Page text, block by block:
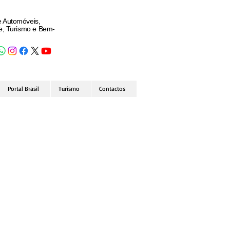
Turismo e Bem-
Portal Brasil Turismo Contactos